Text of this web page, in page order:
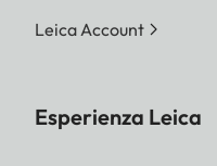
Leica Account
Esperienza Leica